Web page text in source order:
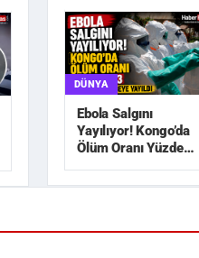
DÜNYA
Ebola Salgını
Yayılıyor! Kongo’da
Ölüm Oranı Yüzde